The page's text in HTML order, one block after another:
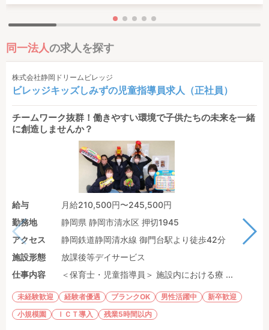
同一法人の求人を探す
株式会社静岡ドリームビレッジ
ビレッジキッズしみずの児童指導員求人（正社員）
チームワーク抜群！働きやすい環境で子供たちの未来を一緒
に創造しませんか？
給与
月給210,500円〜245,500円
勤務地
静岡県 静岡市清水区 押切1945
アクセス
静岡鉄道静岡清水線 御門台駅より徒歩42分
施設形態
放課後等デイサービス
仕事内容
＜保育士・児童指導員＞ 施設内における療 ...
未経験歓迎 経験者優遇 ブランクOK 男性活躍中
新卒歓迎
小規模園
ＩＣＴ導入 残業5時間以内